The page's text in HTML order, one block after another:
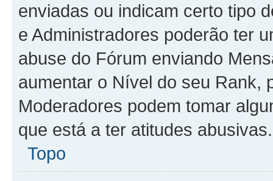
enviadas ou indicam certo tipo
e Administradores poderão ter
abuse do Fórum enviando
aumentar o Nível do seu Rank,
Moderadores podem tomar
que está a ter atitudes abusivas.
Topo